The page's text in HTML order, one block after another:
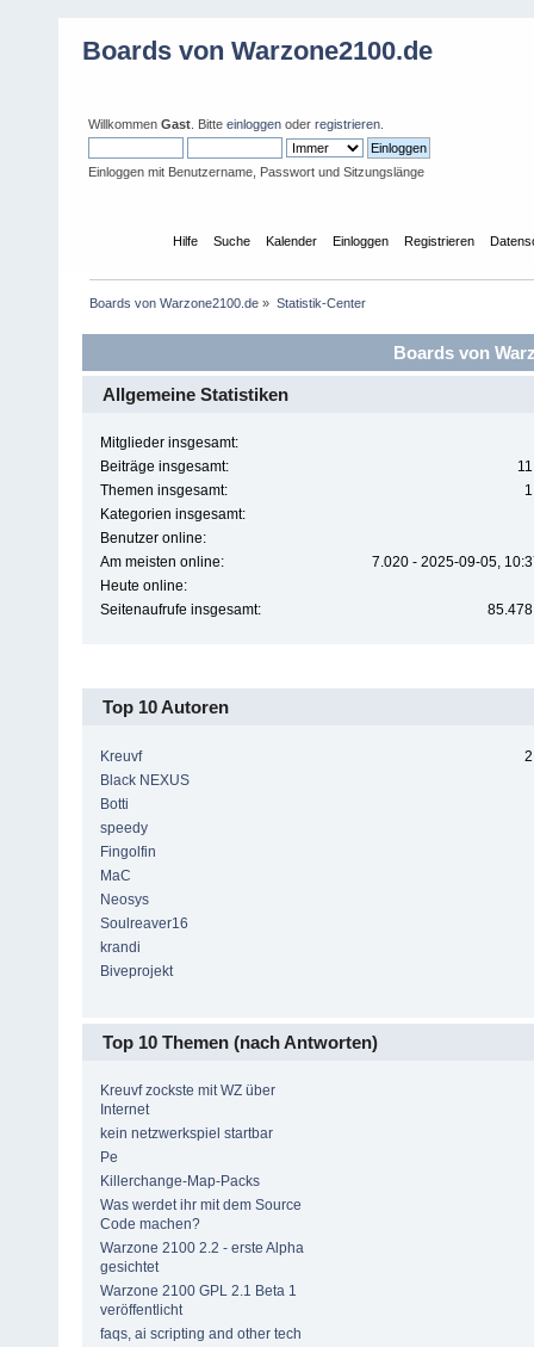
Boards von Warzone2100.de
Willkommen Gast . Bitte einloggen oder registrieren
Einloggen mit Benutzername, Passwort und Sitzungslänge
Hilfe Suche Kalender Einloggen Registrieren
Boards von Warzone2100.de » Statistik-Center
Boards von
Allgemeine Statistiken
Mitglieder insgesamt:
Beiträge insgesamt:
Themen insgesamt:
Kategorien insgesamt:
Benutzer online:
Am meisten online:
7.020 - 2025-09-05,
Heute online:
Seitenaufrufe insgesamt:
Top 10 Autoren
Kreuvf
Black NEXUS
Botti
speedy
Fingolfin
MaC
Neosys
Soulreaver16
krandi
Biveprojekt
Top 10 Themen (nach Antworten)
Kreuvf zockste mit WZ über
Internet
kein netzwerkspiel startbar
Pe
Killerchange-Map-Packs
Was werdet ihr mit dem Source
Code machen?
Warzone 2100 2.2 - erste Alpha
gesichtet
Warzone 2100 GPL 2.1 Beta 1
veröffentlicht
faqs, ai scripting and other tech